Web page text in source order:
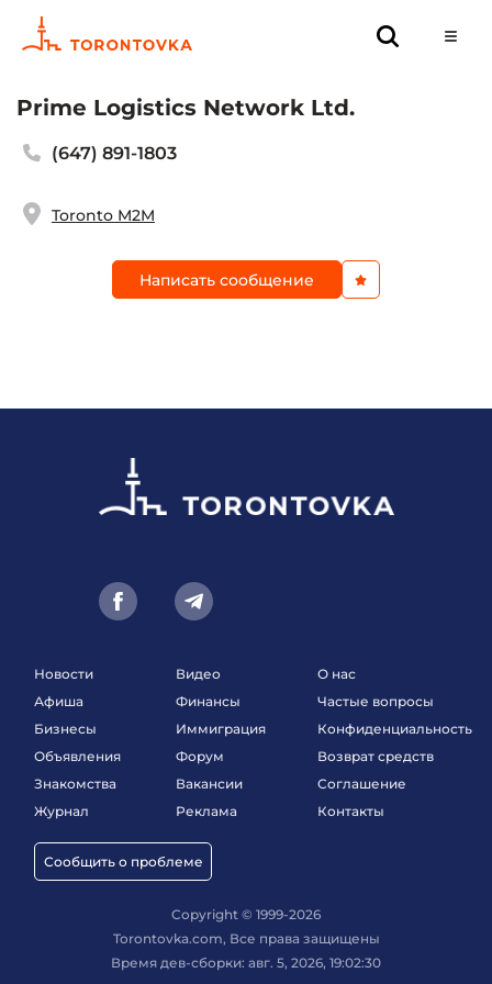
Prime Logistics Network Ltd.
(647) 891-1803
Toronto M2M
Написать сообщение
Новости
Афиша
Бизнесы
Объявления
Знакомства
Журнал
Сообщить о проблеме
Видео
Финансы
Иммиграция
Форум
Вакансии
Реклама
О нас
Частые вопросы
Конфиденциальность
Возврат средств
Соглашение
Контакты
Copyright © 1999-2026
Torontovka.com, Все права защищены
Время дев-сборки: авг. 5, 2026, 19:02:30